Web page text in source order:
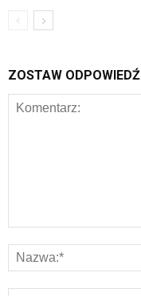
ZOSTAW ODPOWIEDŹ